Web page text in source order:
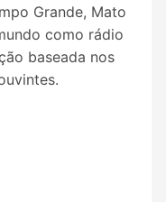
Grande, Mato
como rádio
baseada nos